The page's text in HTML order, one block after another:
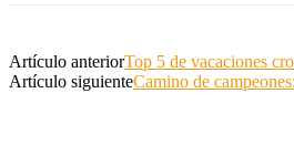
Artículo anteriorTop 5 de vacaciones
Artículo siguienteCamino de